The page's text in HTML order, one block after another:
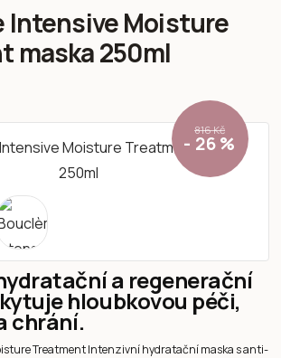
Intensive Moisture
maska 250ml
816 Kč
- 26 %
a regenerační
hloubkovou péči,
chrání.
Treatment Intenzivní hydratační maska s anti-